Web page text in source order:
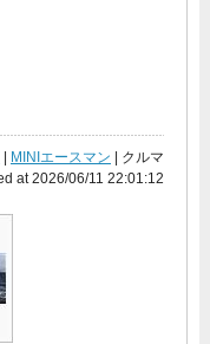
MINIエースマン | クルマ
at 2026/06/11 22:01:12